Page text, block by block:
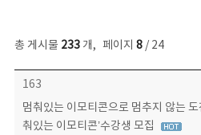
총 게시물 233개, 페이지 8/ 24
보도자료 목록 - 번호, 제목, 작성자, 파일, 조회수, 작성일 정보 제공
163
멈춰있는 이모티콘으로 멈추지 않는
춰있는 이모티콘’수강생 모집